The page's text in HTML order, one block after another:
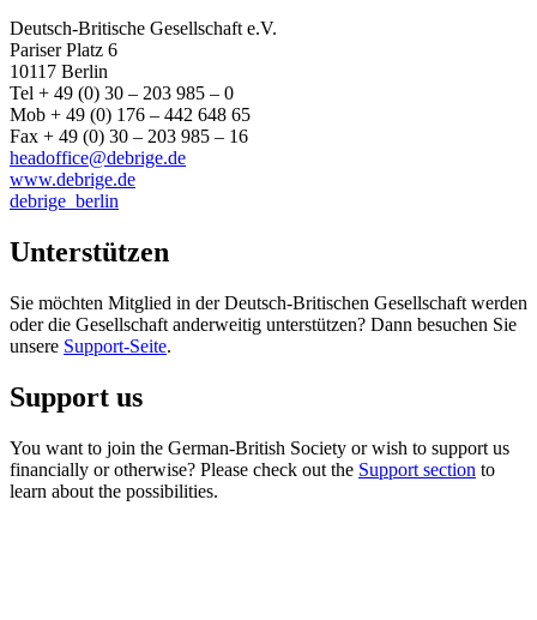
Deutsch-Britische Gesellschaft e.V.
Pariser Platz 6
10117 Berlin
Tel + 49 (0) 30 – 203 985 – 0
Mob + 49 (0) 176 – 442 648 65
Fax + 49 (0) 30 – 203 985 – 16
headoffice@debrige.de
www.debrige.de
debrige_berlin
Unterstützen
Sie möchten Mitglied in der Deutsch-Britischen Gesellschaft werden
oder die Gesellschaft anderweitig unterstützen? Dann besuchen Sie
unsere Support-Seite.
Support us
You want to join the German-British Society or wish to support us
financially or otherwise? Please check out the Support section to
learn about the possibilities.